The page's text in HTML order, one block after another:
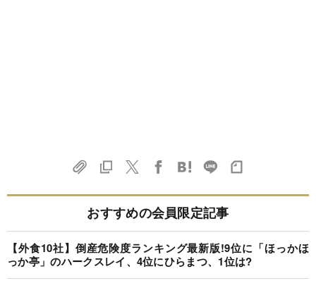
おすすめの会員限定記事
【外食10社】倒産危険度ランキング最新版!9位に「ほっかほ
っか亭」のハークスレイ、4位にひらまつ、1位は?